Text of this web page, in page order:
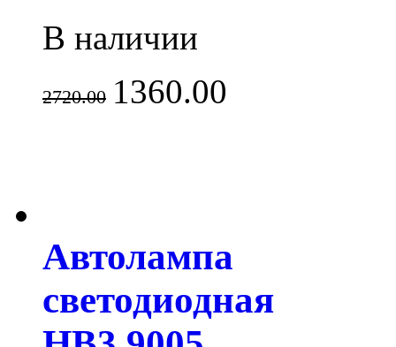
В наличии
2720.00 1360.00
Автолампа
светодиодная